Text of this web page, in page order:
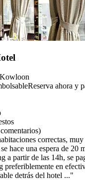
Reserva ahora y
correctas, muy
hace una espera de 20
a partir de las 14h, se
preferiblemente en
detrás del hotel ..."